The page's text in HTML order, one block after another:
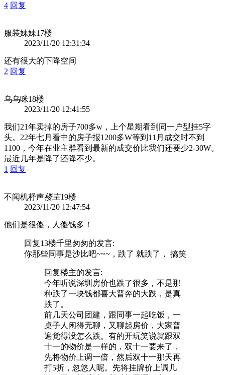
4 回复
服装妹妹17楼
2023/11/20 12:31:34
还有很大的下降空间
2 回复
乌乌咪18楼
2023/11/20 12:41:55
我们21年卖掉的房子700多w，上个星期看到同一户型挂5字
头。22年七月看中的房子报1200多W等到11月成交时不到
1100，今年在业主群看到最新的成交价比我们还要少2-30W。
最近几年是降了还降不少。
1 回复
不闻机杼声楼主19楼
2023/11/20 12:47:54
他们是很傻，人傻钱多！
回复13楼千里匆匆的发言:
你那些同事是沙比吧~~~，跌了 就跌了， 搞笑
回复楼主的发言:
今年听说深圳房价也跌了很多，不是那
种跌了一块钱都喜大普奔的大跌，是真
跌了。
前几天公司团建，跟同事一起吃饭，一
桌子人闲得无聊，又聊起房价，大家普
遍觉得没怎么跌。有的开玩笑说就跟双
十一的物价是一样的，双十一要来了，
先将物价上调一倍，然后双十一那天再
打5折，忽悠人呢。先将挂牌价上调几